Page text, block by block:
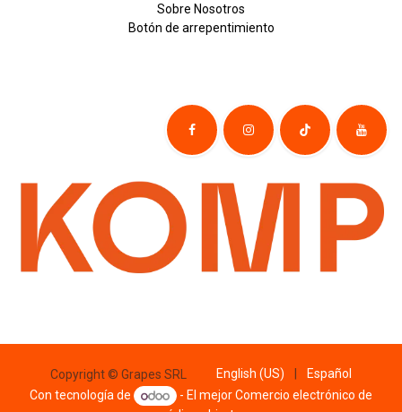
Sobre Nosotros
Botón de ​arrepentim​​​iento
Copyright © Grapes SRL English (US)
Español
Con tecnología de
- El mejorComercio electrónico de